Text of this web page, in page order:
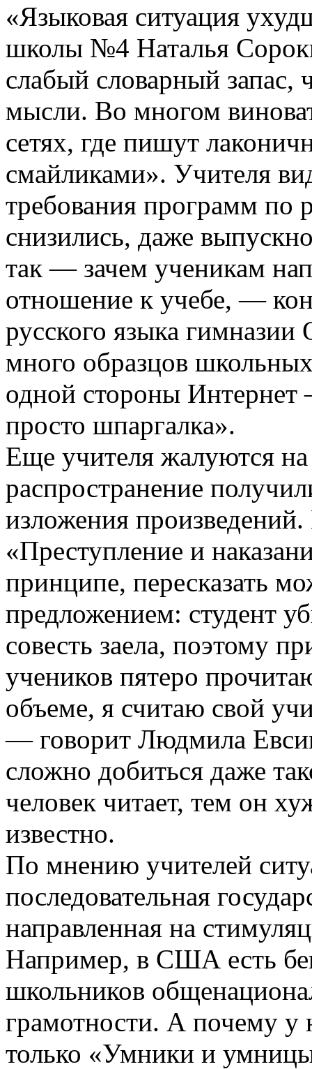
«Языковая ситуация
школы №4 Наталья
слабый словарный запас,
мысли. Во многом
сетях, где пишут
смайликами». Учителя
требования программ по
снизились, даже
так — зачем ученикам
отношение к учебе, —
русского языка
много образцов
одной стороны Интернет
просто шпаргалка».
Еще учителя жалуются
распространение
изложения
«Преступление и
принципе, пересказать
предложением: студент
совесть заела, поэтому
учеников пятеро
объеме, я считаю свой
— говорит Людмила
сложно добиться даже
человек читает, тем он
известно.
По мнению учителей
последовательная
направленная на
Например, в США есть
школьников
грамотности. А почему у
только «Умники и